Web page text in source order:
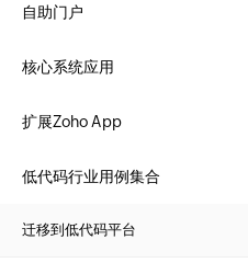
自助门户
核心系统应用
扩展Zoho App
低代码行业用例集合
迁移到低代码平台